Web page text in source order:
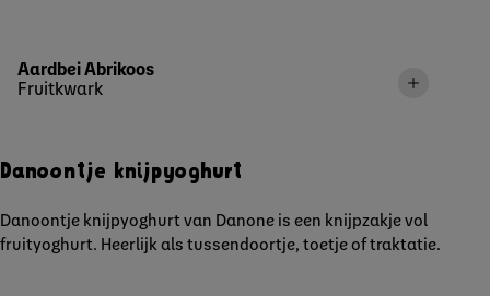
Fruitkwark
Aardbei Abrikoos
Danoontje knijpyoghurt
Danoontje knijpyoghurt van Danone is een knijpzakje vol
fruityoghurt. Heerlijk als tussendoortje, toetje of traktatie.